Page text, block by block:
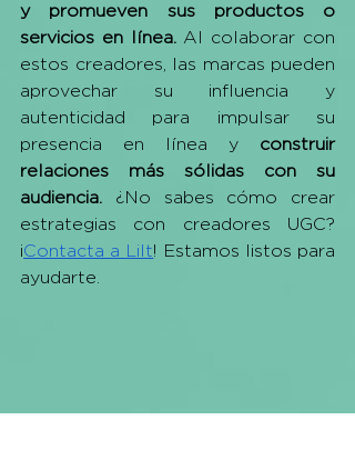
y promueven sus productos o
servicios en línea. Al colaborar con
estos creadores, las marcas pueden
aprovechar su influencia y
autenticidad para impulsar su
presencia en línea y construir
relaciones más sólidas con su
audiencia. ¿No sabes cómo crear
estrategias con creadores UGC?
¡Contacta a Lilt! Estamos listos para
ayudarte.